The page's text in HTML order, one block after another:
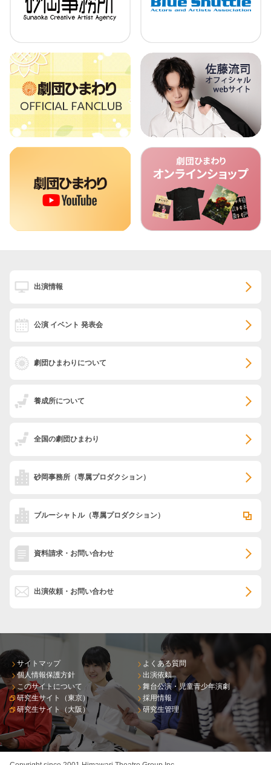
出演情報
公演 イベント 発表会
劇団ひまわりについて
養成所について
全国の劇団ひまわり
砂岡事務所 （専属プロダクション）
ブルーシャトル（専属プロダクション）
資料請求・お問い合わせ
出演依頼・お問い合わせ
サイトマップ
個人情報保護方針
このサイトについて
研究生サイト（東京）
研究生サイト（大阪）
よくある質問
出演依頼
舞台公演・児童青少年演劇
採用情報
研究生管理